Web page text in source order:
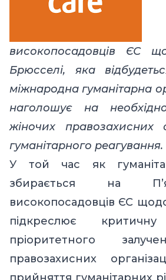
високопосадовців ЄС
Брюсселі, яка
міжнародна гуманітарна
наголошує на
жіночих правозахисних
гуманітарного реагування.
У той час як
збирається на
високопосадовців ЄС
підкреслює критичну
пріоритетного
правозахисних